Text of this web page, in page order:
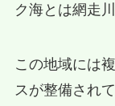
ク海とは網走
この地域には
スが整備され